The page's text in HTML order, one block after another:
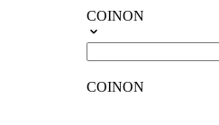
COINON
COINON